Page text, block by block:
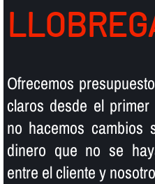
Ofrecemos
claros desde el
no hacemos
dinero que no se
entre el cliente y